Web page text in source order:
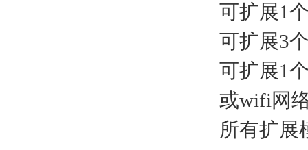
可扩展1
可扩展3
可扩展1
或wifi网
所有扩展